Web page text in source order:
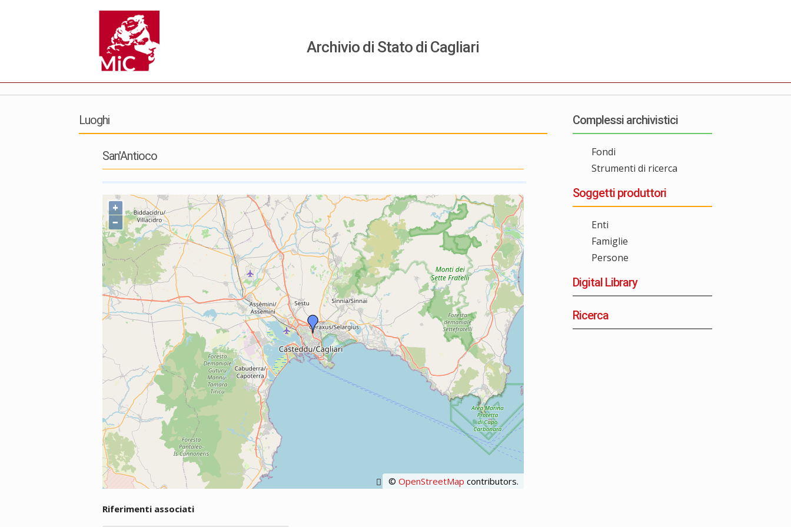
Archivio di Stato di Cagliari
Luoghi
San'Antioco
+
−
© OpenStreetMap contributors.
Riferimenti associati
Complessi archivistici
Fondi
Strumenti di ricerca
Soggetti produttori
Enti
Famiglie
Persone
Digital Library
Ricerca